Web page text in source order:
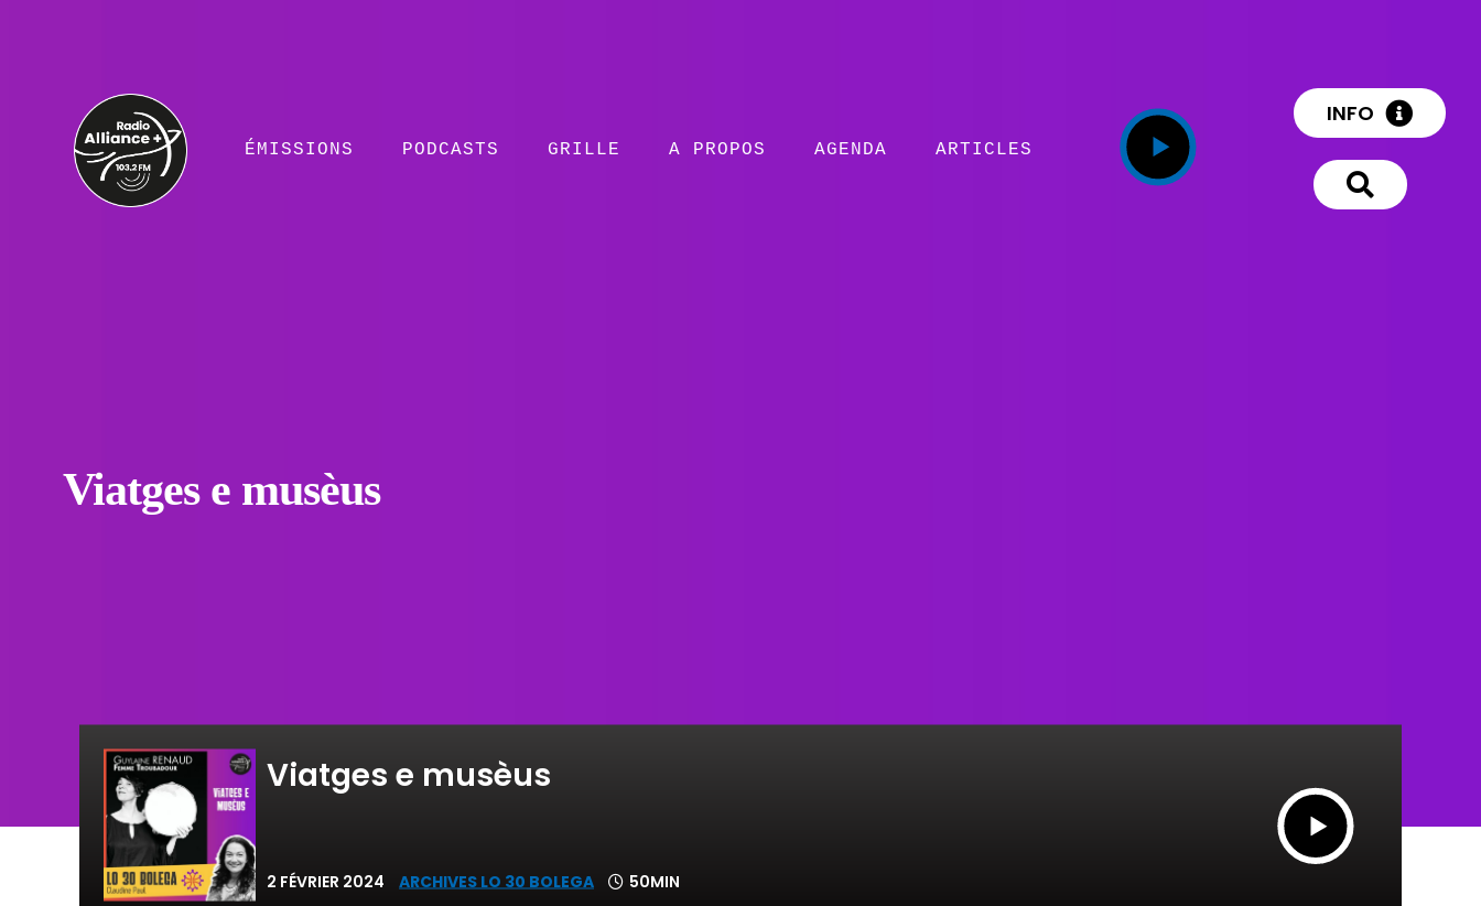
ÉMISSIONS PODCASTS GRILLE A PROPOS AGENDA ARTICLES
INFO
Viatges e musèus
Viatges e musèus
2 FÉVRIER 2024 ARCHIVES LO 30 BOLEGA 50MIN